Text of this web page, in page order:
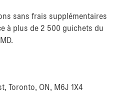
sans frais supplémentaires
à plus de 2 500 guichets du
Toronto, ON, M6J 1X4